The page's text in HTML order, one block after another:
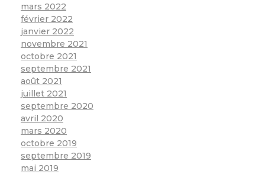
mars 2022
février 2022
janvier 2022
novembre 2021
octobre 2021
septembre 2021
août 2021
juillet 2021
septembre 2020
avril 2020
mars 2020
octobre 2019
septembre 2019
mai 2019